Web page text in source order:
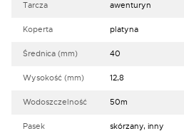
Tarcza awenturyn
Koperta platyna
Średnica (mm) 40
Wysokość (mm) 12,8
Wodoszczelność 50m
Pasek skórzany, inny